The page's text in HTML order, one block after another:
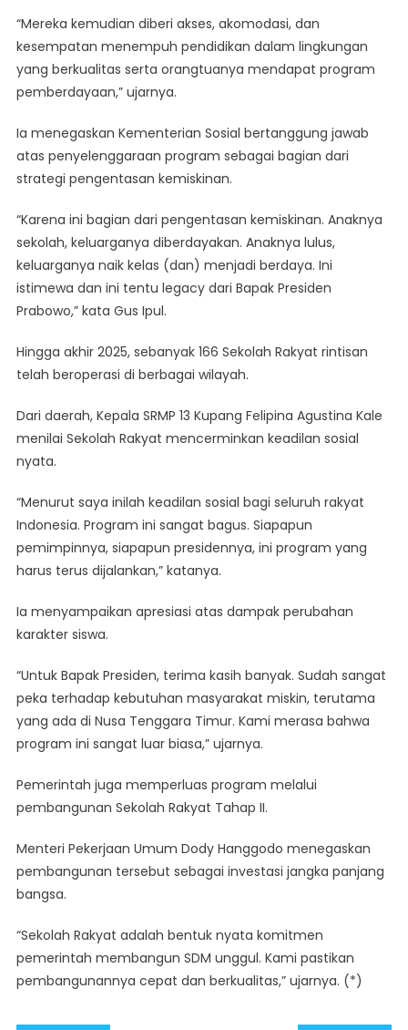
“Mereka kemudian diberi akses, akomodasi, dan
kesempatan menempuh pendidikan dalam lingkungan
yang berkualitas serta orangtuanya mendapat program
pemberdayaan,” ujarnya.
Ia menegaskan Kementerian Sosial bertanggung jawab
atas penyelenggaraan program sebagai bagian dari
strategi pengentasan kemiskinan.
“Karena ini bagian dari pengentasan kemiskinan. Anaknya
sekolah, keluarganya diberdayakan. Anaknya lulus,
keluarganya naik kelas (dan) menjadi berdaya. Ini
istimewa dan ini tentu legacy dari Bapak Presiden
Prabowo,” kata Gus Ipul.
Hingga akhir 2025, sebanyak 166 Sekolah Rakyat rintisan
telah beroperasi di berbagai wilayah.
Dari daerah, Kepala SRMP 13 Kupang Felipina Agustina Kale
menilai Sekolah Rakyat mencerminkan keadilan sosial
nyata.
“Menurut saya inilah keadilan sosial bagi seluruh rakyat
Indonesia. Program ini sangat bagus. Siapapun
pemimpinnya, siapapun presidennya, ini program yang
harus terus dijalankan,” katanya.
Ia menyampaikan apresiasi atas dampak perubahan
karakter siswa.
“Untuk Bapak Presiden, terima kasih banyak. Sudah sangat
peka terhadap kebutuhan masyarakat miskin, terutama
yang ada di Nusa Tenggara Timur. Kami merasa bahwa
program ini sangat luar biasa,” ujarnya.
Pemerintah juga memperluas program melalui
pembangunan Sekolah Rakyat Tahap II.
Menteri Pekerjaan Umum Dody Hanggodo menegaskan
pembangunan tersebut sebagai investasi jangka panjang
bangsa.
“Sekolah Rakyat adalah bentuk nyata komitmen
pemerintah membangun SDM unggul. Kami pastikan
pembangunannya cepat dan berkualitas,” ujarnya. (*)